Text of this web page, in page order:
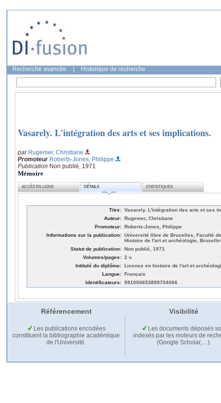
Recherche avancée Historique de recherche
Vasarely. L'intégration des arts et ses implications.
par Rugemer, Christiane
Promoteur Roberts-Jones, Philippe
Publication Non publié, 1971
Mémoire
ACCÈS EN LIGNE DÉTAILS STATISTIQUES
Titre: Vasarely. L'intégration des arts et ses
Auteur: Rugemer, Christiane
Promoteur: Roberts-Jones, Philippe
Informations sur la publication: Université libre de Bruxelles, Faculté
Histoire de l'art et archéologie,
Statut de publication: Non publié, 1971
Volumes/pages: 2 v.
Intitulé du diplôme: Licence en histoire de l'art et
Langue: Français
Identificateurs: 991000653899704066
Référencement Visibilité
Les publications encodées
constituent la bibliographie académique
de l'Université.
Les documents déposés
indexés par les moteurs de
(Google Scholar,…).